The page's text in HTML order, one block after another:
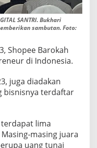
SANTRI. Bukhari
sambutan. Foto:
Shopee Barokah
di Indonesia.
juga diadakan
bisnisnya terdaftar
lima
masing juara
uang tunai